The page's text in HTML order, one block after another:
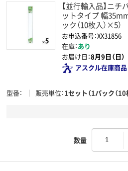
【並行輸入品】ニチ
ットタイプ 幅
ック（10枚入）×5）
お申込番号：XX31856
在庫：あり
お届け日：8月9日（日）
アスクル在庫商品
型番 販売単位 1セット（1パック（10
数量